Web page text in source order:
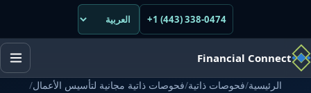
+1 (443) 338-0474
Financial Connect
الرئيسية/فحوصات ذاتية/فحوصات ذاتية مجانية لتأسيس الأعمال/